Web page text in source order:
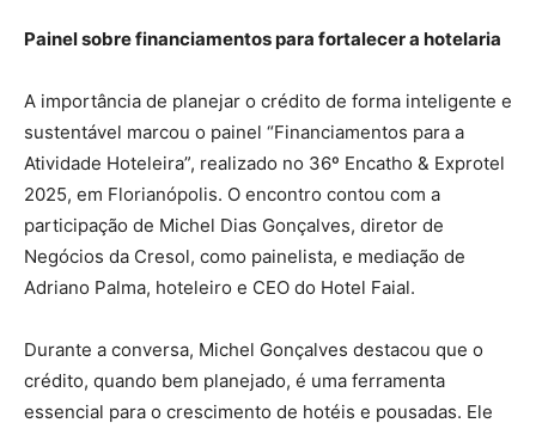
Painel sobre financiamentos para fortalecer a hotelaria
A importância de planejar o crédito de forma inteligente e
sustentável marcou o painel “Financiamentos para a
Atividade Hoteleira”, realizado no 36º Encatho & Exprotel
2025, em Florianópolis. O encontro contou com a
participação de Michel Dias Gonçalves, diretor de
Negócios da Cresol, como painelista, e mediação de
Adriano Palma, hoteleiro e CEO do Hotel Faial.
Durante a conversa, Michel Gonçalves destacou que o
crédito, quando bem planejado, é uma ferramenta
essencial para o crescimento de hotéis e pousadas. Ele